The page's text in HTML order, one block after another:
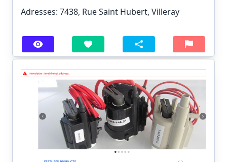
Adresses: 7438, Rue Saint Hubert, Villeray